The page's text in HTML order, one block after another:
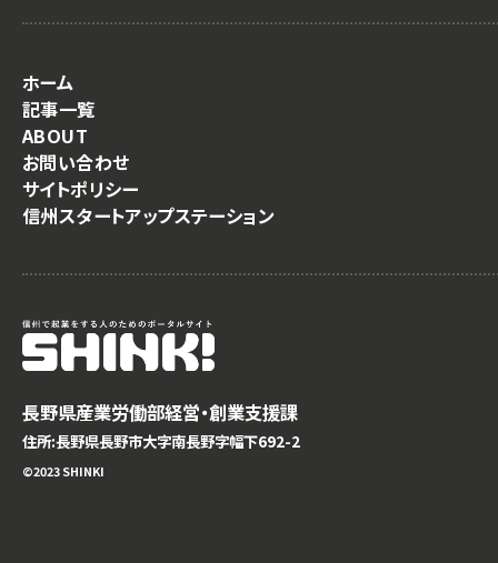
長野県産業労働部経営・創業支援課
住所:長野県長野市大字南長野字幅下692-2
©️2023 SHINKI
ホーム
記事一覧
ABOUT
お問い合わせ
サイトポリシー
信州スタートアップステーション